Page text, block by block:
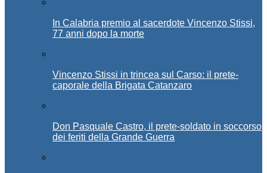
In Calabria premio al sacerdote Vincenzo Stissi,
77 anni dopo la morte
Vincenzo Stissi in trincea sul Carso: il prete-
caporale della Brigata Catanzaro
Don Pasquale Castro, il prete-soldato in soccorso
dei feriti della Grande Guerra